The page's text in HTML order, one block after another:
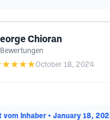
Chioran
Bewertungen
October 18, 2024
vom Inhaber • January 18,